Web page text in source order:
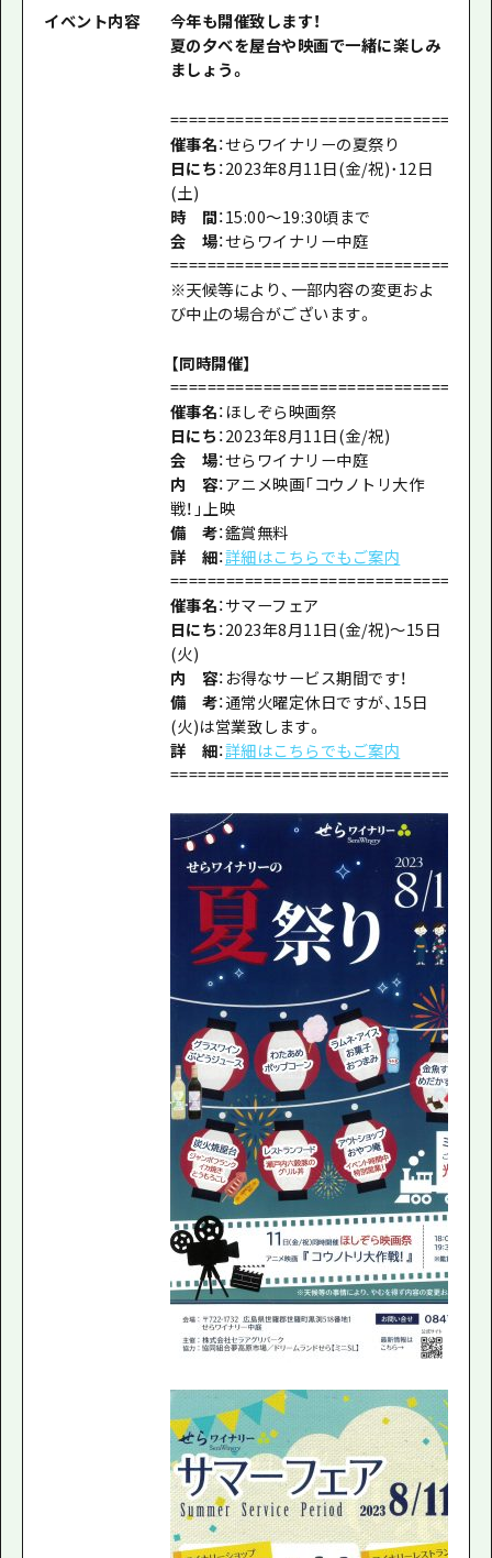
イベント内容
今年も開催致します！
夏の夕べを屋台や映画で一緒に楽しみ
ましょう。
================================
催事名：せらワイナリーの夏祭り
日にち：2023年8月11日(金/祝)･12日
(土)
時 間：15:00～19:30頃まで
会 場：せらワイナリー中庭
================================
※天候等により、一部内容の変更およ
び中止の場合がございます。
【同時開催】
================================
催事名：ほしぞら映画祭
日にち：2023年8月11日(金/祝)
会 場：せらワイナリー中庭
内 容：アニメ映画「コウノトリ大作
戦！」上映
備 考：鑑賞無料
詳 細：詳細はこちらでもご案内
================================
催事名：サマーフェア
日にち：2023年8月11日(金/祝)～15日
(火)
内 容：お得なサービス期間です！
備 考：通常火曜定休日ですが、15日
(火)は営業致します。
詳 細：詳細はこちらでもご案内
================================